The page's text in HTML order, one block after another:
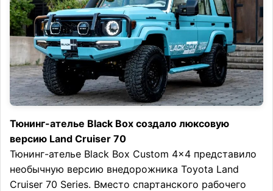
Тюнинг-ателье Black Box создало люксовую
версию Land Cruiser 70
Тюнинг-ателье Black Box Custom 4×4 представило
необычную версию внедорожника Toyota Land
Cruiser 70 Series. Вместо спартанского рабочего